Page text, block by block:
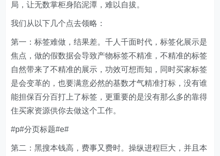
局，让无数掌柜身陷泥潭，难以自拔。
我们从以下几个点去领略：
第一：标签难做，结果差。千人千面时代，标签化展示是
焦点，做的假数据会导致产物标签不精准，不精准的标签
自然带来了不精准的展示，功效可想而知，同时买家标签
是会变革的，也要满意必然的基数才气精准打标，没有谁
能担保百分百打上了标签，更重要的是没有那么多的靠得
住买家资源供你去做这个工作。
#p#分页标题#e#
第二：黑搜本钱高，费事又费时。操纵进程巨大，并且本